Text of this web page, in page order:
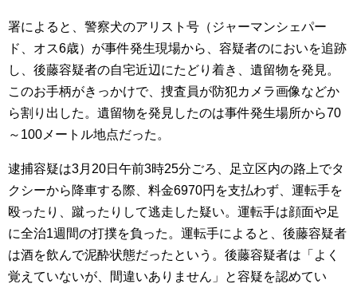
署によると、警察犬のアリスト号（ジャーマンシェパー
ド、オス6歳）が事件発生現場から、容疑者のにおいを追跡
し、後藤容疑者の自宅近辺にたどり着き、遺留物を発見。
このお手柄がきっかけで、捜査員が防犯カメラ画像などか
ら割り出した。遺留物を発見したのは事件発生場所から70
～100メートル地点だった。
逮捕容疑は3月20日午前3時25分ごろ、足立区内の路上でタ
クシーから降車する際、料金6970円を支払わず、運転手を
殴ったり、蹴ったりして逃走した疑い。運転手は顔面や足
に全治1週間の打撲を負った。運転手によると、後藤容疑者
は酒を飲んで泥酔状態だったという。後藤容疑者は「よく
覚えていないが、間違いありません」と容疑を認めてい